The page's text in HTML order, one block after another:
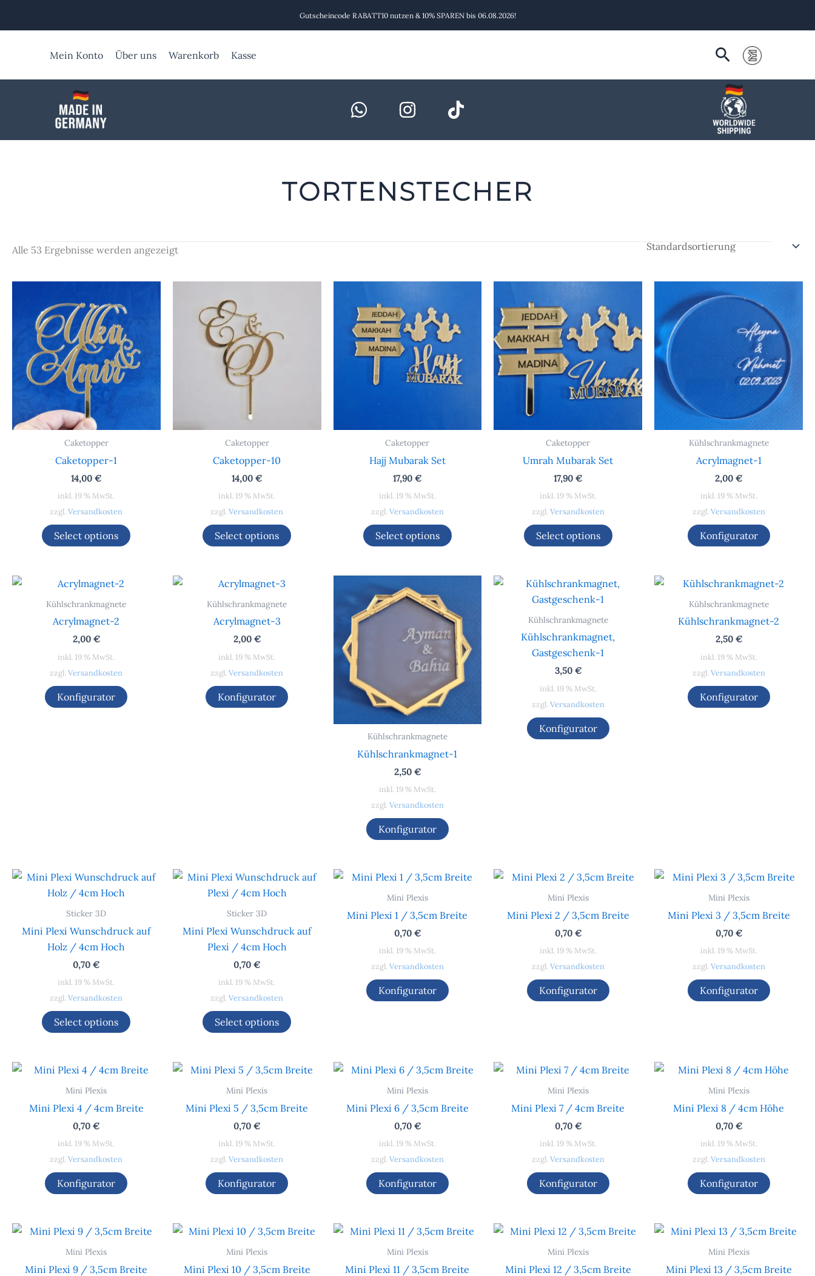
Gutscheincode RABATT10 nutzen & 10% SPAREN bis 06.08.2026!
Mein Konto Über uns Warenkorb Kasse Suchen
TORTENSTECHER
Alle 53 Ergebnisse werden angezeigt
Caketopper
Caketopper-1
14,00€
inkl. 19 % MwSt.
zzgl.Versandkosten
Select options
Caketopper
Caketopper-10
14,00€
inkl. 19 % MwSt.
zzgl.Versandkosten
Select options
Caketopper
Hajj Mubarak Set
17,90€
inkl. 19 % MwSt.
zzgl. Versandkosten
Select options
Caketopper
Umrah Mubarak Set
17,90€
inkl. 19 % MwSt.
zzgl. Versandkosten
Select options
Kühlschrankmagnete
Acrylmagnet-1
2,00€
inkl. 19 % MwSt.
zzgl. Versandkosten
Konfigurator
Kühlschrankmagnete
Acrylmagnet-2
2,00 €
inkl. 19 % MwSt.
zzgl.Versandkosten
Konfigurator
Kühlschrankmagnete
Acrylmagnet-3
2,00 €
inkl. 19 % MwSt.
zzgl.Versandkosten
Konfigurator
Kühlschrankmagnete
Kühlschrankmagnet-1
2,50 €
inkl. 19 % MwSt.
zzgl. Versandkosten
Konfigurator
Kühlschrankmagnete
Kühlschrankmagnet,
Gastgeschenk-1
3,50 €
inkl. 19 % MwSt.
zzgl. Versandkosten
Konfigurator
Kühlschrankmagnete
Kühlschrankmagnet-2
2,50 €
inkl. 19 % MwSt.
zzgl. Versandkosten
Konfigurator
Sticker 3D
Mini Plexi Wunschdruck auf
Holz / 4cm Hoch
0,70€
inkl. 19 % MwSt.
zzgl.Versandkosten
Select options
Sticker 3D
Mini Plexi Wunschdruck auf
Plexi / 4cm Hoch
0,70€
inkl. 19 % MwSt.
zzgl.Versandkosten
Select options
Mini Plexis
Mini Plexi 1 / 3,5cm Breite
0,70 €
inkl. 19 % MwSt.
zzgl. Versandkosten
Konfigurator
Mini Plexis
Mini Plexi 2 / 3,5cm Breite
0,70 €
inkl. 19 % MwSt.
zzgl. Versandkosten
Konfigurator
Mini Plexis
Mini Plexi 3 / 3,5cm Breite
0,70 €
inkl. 19 % MwSt.
zzgl. Versandkosten
Konfigurator
Mini Plexis
Mini Plexi 4 / 4cm Breite
0,70€
inkl. 19 % MwSt.
zzgl.Versandkosten
Konfigurator
Mini Plexis
Mini Plexi 5 / 3,5cm Breite
0,70€
inkl. 19 % MwSt.
zzgl.Versandkosten
Konfigurator
Mini Plexis
Mini Plexi 6 / 3,5cm Breite
0,70 €
inkl. 19 % MwSt.
zzgl. Versandkosten
Konfigurator
Mini Plexis
Mini Plexi 7 / 4cm Breite
0,70 €
inkl. 19 % MwSt.
zzgl. Versandkosten
Konfigurator
Mini Plexis
Mini Plexi 8 / 4cm Höhe
0,70 €
inkl. 19 % MwSt.
zzgl. Versandkosten
Konfigurator
Mini Plexis
Mini Plexi 9 / 3,5cm Breite
Mini Plexis
Mini Plexi 10 / 3,5cm Breite
Mini Plexis
Mini Plexi 11 / 3,5cm Breite
Mini Plexis
Mini Plexi 12 / 3,5cm Breite
Mini Plexis
Mini Plexi 13 / 3,5cm Breite